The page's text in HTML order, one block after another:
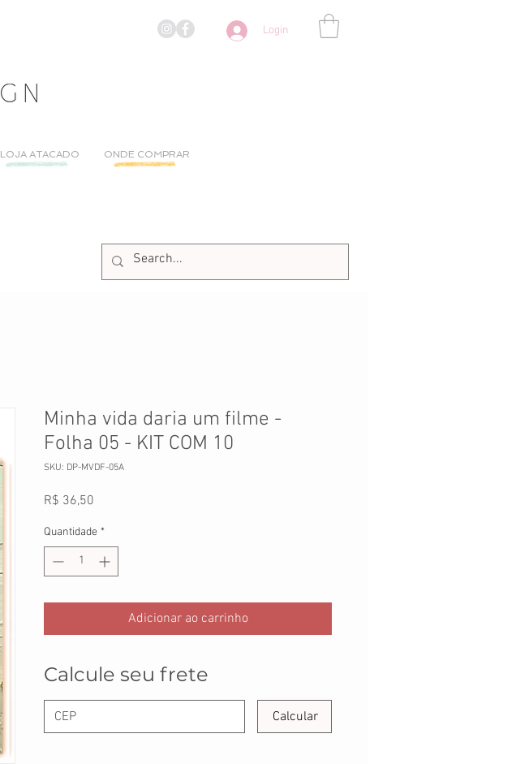
Login
LOJA ATACADO ONDE COMPRAR
Minha vida daria um filme -
Folha 05 - KIT COM 10
SKU: DP-MVDF-05A
R$ 36,50
Quantidade *
Adicionar ao carrinho
Calcule seu frete
Calcular